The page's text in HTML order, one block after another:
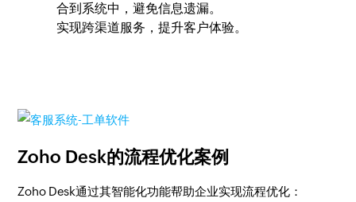
合到系统中，避免信息遗漏。
实现跨渠道服务，提升客户体验。
Zoho Desk的流程优化案例
Zoho Desk通过其智能化功能帮助企业实现流程优化：